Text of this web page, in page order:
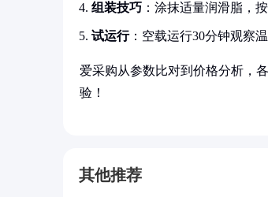
组装技巧 ：涂抹适量润滑脂，
试运行：空载运行30分钟观察
爱采购从参数比对到价格分析，
验！
其他推荐